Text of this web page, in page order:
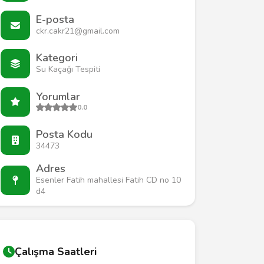
E-posta
ckr.cakr21@gmail.com
Kategori
Su Kaçağı Tespiti
Yorumlar
0.0
Posta Kodu
34473
Adres
Esenler Fatih mahallesi Fatih CD no 10
d4
Çalışma Saatleri